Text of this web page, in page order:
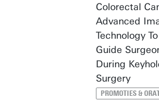
Colorectal
Advanced
Technology To
Guide
During
Surgery
PROMOTIES &